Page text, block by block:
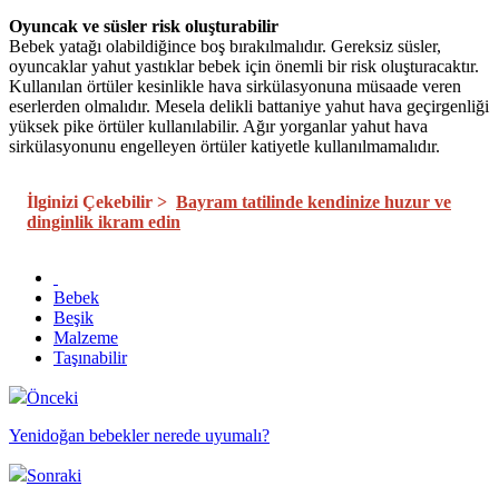
Oyuncak ve süsler risk oluşturabilir
Bebek yatağı olabildiğince boş bırakılmalıdır. Gereksiz süsler,
oyuncaklar yahut yastıklar bebek için önemli bir risk oluşturacaktır.
Kullanılan örtüler kesinlikle hava sirkülasyonuna müsaade veren
eserlerden olmalıdır. Mesela delikli battaniye yahut hava geçirgenliği
yüksek pike örtüler kullanılabilir. Ağır yorganlar yahut hava
sirkülasyonunu engelleyen örtüler katiyetle kullanılmamalıdır.
İlginizi Çekebilir > Bayram tatilinde kendinize huzur ve
dinginlik ikram edin
Bebek
Beşik
Malzeme
Taşınabilir
Önceki
Yenidoğan bebekler nerede uyumalı?
Sonraki